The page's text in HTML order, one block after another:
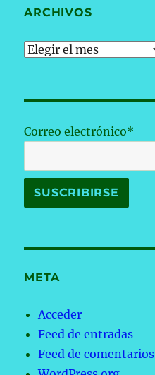
ARCHIVOS
Archivos
Correo electrónico*
META
Acceder
Feed de entradas
Feed de comentarios